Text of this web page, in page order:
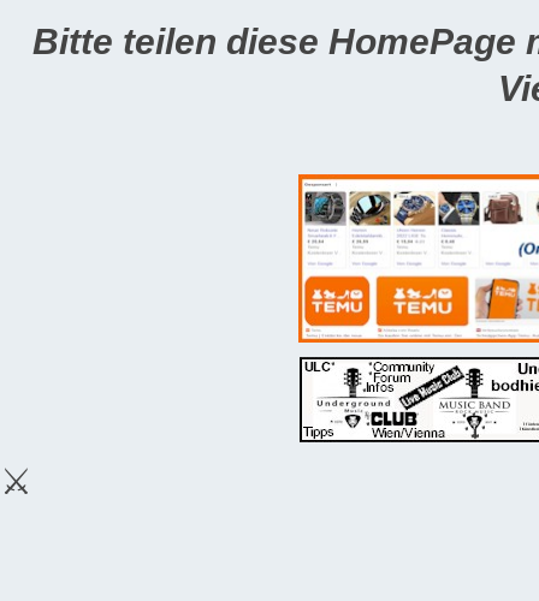
Bitte teilen diese HomePage
⚔